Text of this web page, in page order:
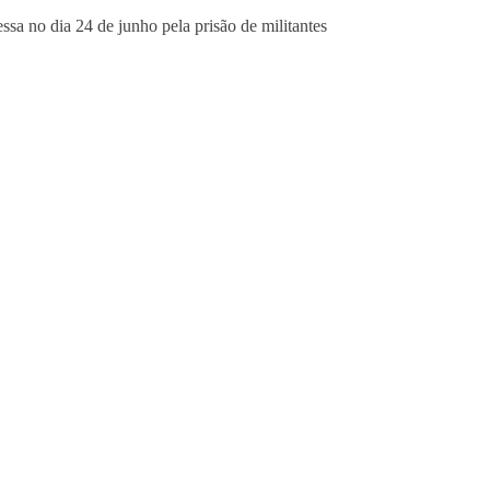
no dia 24 de junho pela prisão de militantes